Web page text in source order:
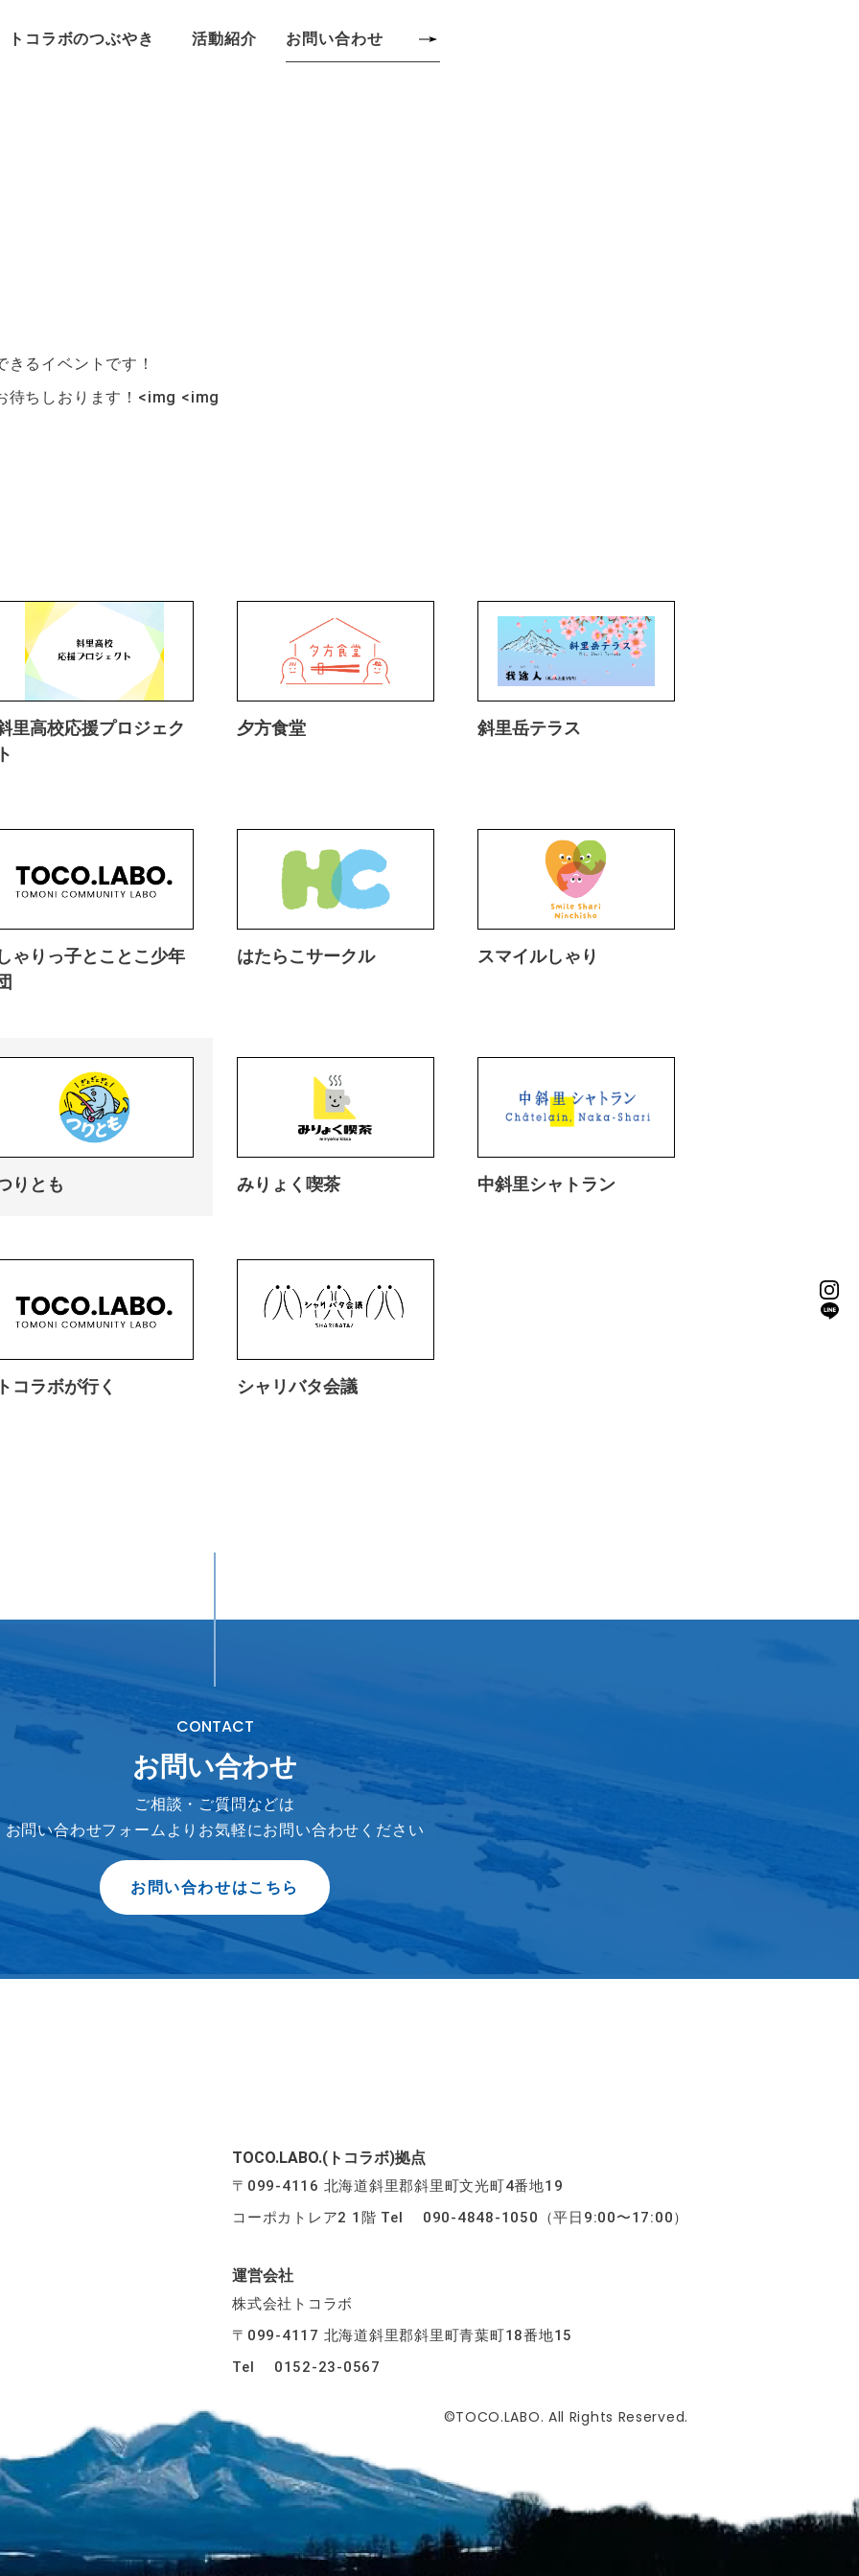
トコラボのつぶやき 活動紹介 お問い合わせ
るイベントです！
待ちしおります！<img <img
里高校応援プロジェク
夕方食堂 斜里岳テラス
ゃりっ子とことこ少年
はたらこサークル スマイルしゃり
りとも みりょく喫茶 中斜里シャトラン
コラボが行く シャリバタ会議
CONTACT
お問い合わせ
ご相談・ご質問などは
お問い合わせフォームより お気軽にお問い合わせください
お問い合わせはこちら
TOCO.LABO.(トコラボ)拠点
〒099-4116 北海道斜里郡斜里町文光町4番地19
コーポカトレア2 1階 Tel 090-4848-1050（平日9:00〜17:00）
運営会社
株式会社トコラボ
〒099-4117 北海道斜里郡斜里町青葉町18番地15
Tel 0152-23-0567
©TOCO.LABO. All Rights Reserved.